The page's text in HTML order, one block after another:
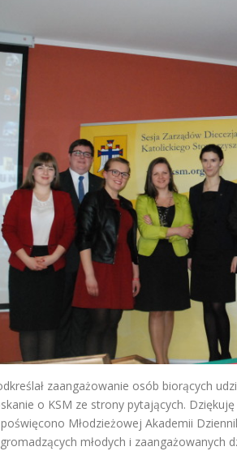
zaangażowanie osób biorących
o KSM ze strony pytających.
Młodzieżowej Akademii
młodych i zaangażowanych